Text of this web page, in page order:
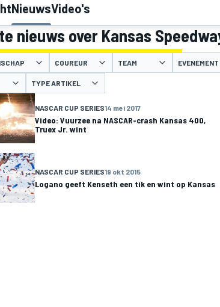
NieuwsVideo's
nieuws over Kansas
COUREUR TEAM EVENEMENT
TYPE ARTIKEL
NASCAR CUP SERIES14 mei 2017
Video: Vuurzee na NASCAR-crash Kansas 400,
Truex Jr. wint
NASCAR CUP SERIES19 okt 2015
Logano geeft Kenseth een tik en wint op Kansas